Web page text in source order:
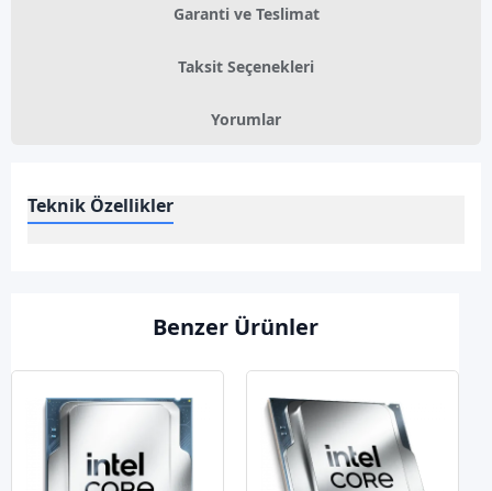
Garanti ve Teslimat
Taksit Seçenekleri
Yorumlar
Teknik Özellikler
Benzer Ürünler